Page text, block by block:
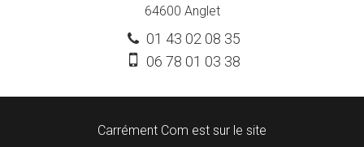
64600 Anglet
01 43 02 08 35
06 78 01 03 38
Carrément Com est sur le site